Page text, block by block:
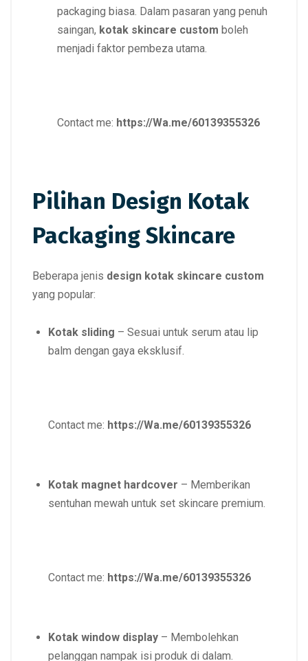
packaging biasa. Dalam pasaran yang penuh
saingan, kotak skincare custom boleh
menjadi faktor pembeza utama.
Contact me: https://Wa.me/60139355326
Pilihan Design Kotak
Packaging Skincare
Beberapa jenis design kotak skincare custom
yang popular:
Kotak sliding – Sesuai untuk serum atau lip
balm dengan gaya eksklusif.
Contact me: https://Wa.me/60139355326
Kotak magnet hardcover – Memberikan
sentuhan mewah untuk set skincare premium.
Contact me: https://Wa.me/60139355326
Kotak window display – Membolehkan
pelanggan nampak isi produk di dalam.